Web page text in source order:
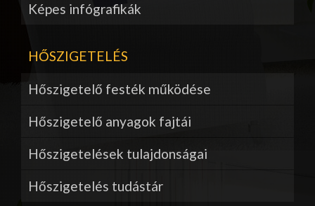
Képes infógrafikák
HŐSZIGETELÉS
Hőszigetelő festék működése
Hőszigetelő anyagok fajtái
Hőszigetelések tulajdonságai
Hőszigetelés tudástár